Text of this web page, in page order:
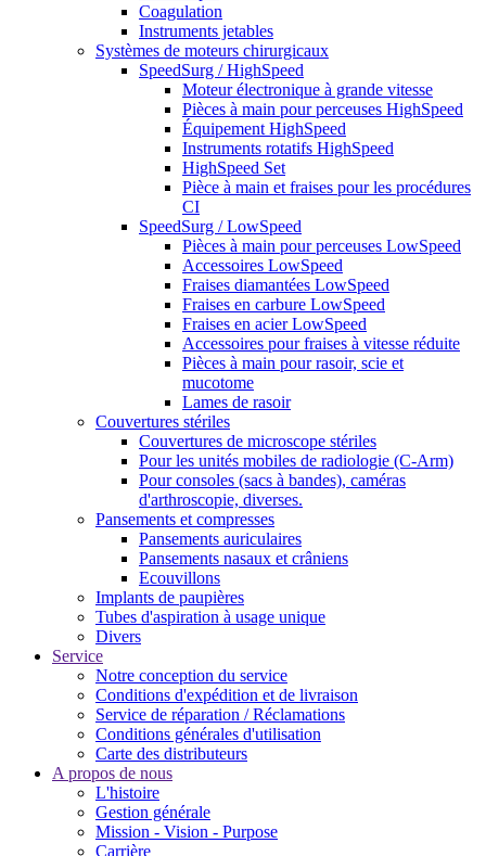
Coagulation
Instruments jetables
Systèmes de moteurs chirurgicaux
SpeedSurg / HighSpeed
Moteur électronique à grande vitesse
Pièces à main pour perceuses HighSpeed
Équipement HighSpeed
Instruments rotatifs HighSpeed
HighSpeed Set
Pièce à main et fraises pour les procédures
CI
SpeedSurg / LowSpeed
Pièces à main pour perceuses LowSpeed
Accessoires LowSpeed
Fraises diamantées LowSpeed
Fraises en carbure LowSpeed
Fraises en acier LowSpeed
Accessoires pour fraises à vitesse réduite
Pièces à main pour rasoir, scie et
mucotome
Lames de rasoir
Couvertures stériles
Couvertures de microscope stériles
Pour les unités mobiles de radiologie (C-Arm)
Pour consoles (sacs à bandes), caméras
d'arthroscopie, diverses.
Pansements et compresses
Pansements auriculaires
Pansements nasaux et crâniens
Ecouvillons
Implants de paupières
Tubes d'aspiration à usage unique
Divers
Service
Notre conception du service
Conditions d'expédition et de livraison
Service de réparation / Réclamations
Conditions générales d'utilisation
Carte des distributeurs
A propos de nous
L'histoire
Gestion générale
Mission - Vision - Purpose
Carrière